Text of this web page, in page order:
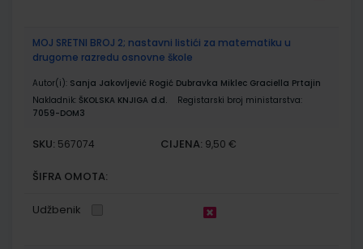
MOJ SRETNI BROJ 2; nastavni listići za matematiku u
drugome razredu osnovne škole
Autor(i): Sanja Jakovljević Rogić Dubravka Miklec Graciella Prtajin
Nakladnik: ŠKOLSKA KNJIGA d.d.
Registarski broj ministarstva:
7059-DOM3
SKU: 567074 CIJENA: 9,50 €
ŠIFRA OMOTA:
Udžbenik